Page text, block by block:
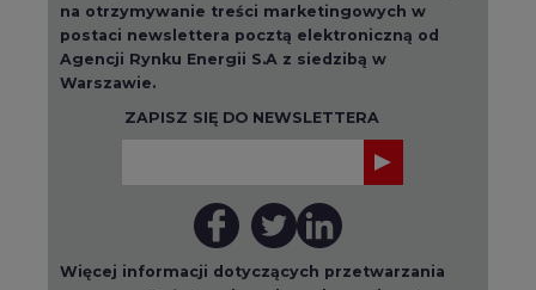
na otrzymywanie treści marketingowych w
postaci newslettera pocztą elektroniczną od
Agencji Rynku Energii S.A z siedzibą w
Warszawie.
ZAPISZ SIĘ DO NEWSLETTERA
Więcej informacji dotyczących przetwarzania